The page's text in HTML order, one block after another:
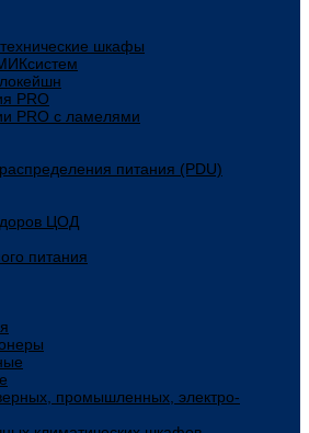
шкафы
PRO
PRO с ламелями
питания (PDU)
ЦОД
питания
промышленных, электро-